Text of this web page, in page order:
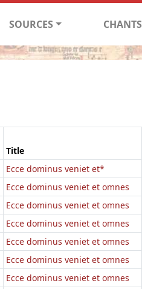
SOURCES CHANTS
Title
Ecce dominus veniet et*
Ecce dominus veniet et omnes
Ecce dominus veniet et omnes
Ecce dominus veniet et omnes
Ecce dominus veniet et omnes
Ecce dominus veniet et omnes
Ecce dominus veniet et omnes